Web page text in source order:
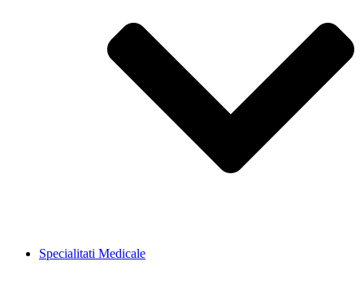
Specialitati Medicale